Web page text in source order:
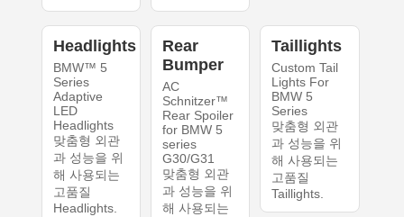
Headlights
BMW™ 5
Series
Adaptive
LED
Headlights
맞춤형 외관
과 성능을 위
해 사용되는
고품질
Headlights.
Rear
Bumper
AC
Schnitzer™
Rear Spoiler
for BMW 5
series
G30/G31
맞춤형 외관
과 성능을 위
해 사용되는
Taillights
Custom Tail
Lights For
BMW 5
Series
맞춤형 외관
과 성능을 위
해 사용되는
고품질
Taillights.